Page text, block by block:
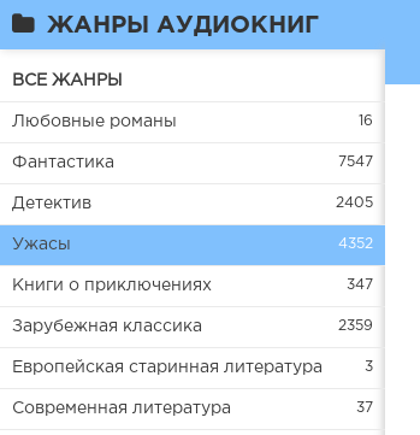
ЖАНРЫ АУДИОКНИГ
ВСЕ ЖАНРЫ
Любовные романы 16
Фантастика 7547
Детектив 2405
Ужасы 4352
Книги о приключениях 347
Зарубежная классика 2359
Европейская старинная литература 3
Современная литература 37